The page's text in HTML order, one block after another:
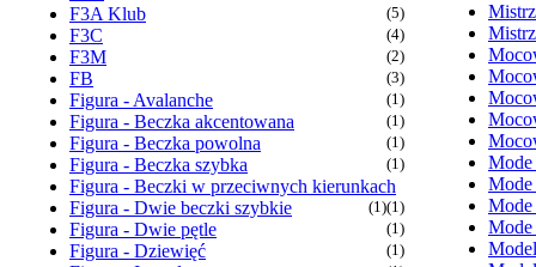
F3A Klub (5)
F3C (4)
F3M (2)
FB (3)
Figura - Avalanche (1)
Figura - Beczka akcentowana (1)
Figura - Beczka powolna (1)
Figura - Beczka szybka (1)
Figura - Beczki w przeciwnych kierunkach
(1)
Figura - Dwie beczki szybkie (1)
Figura - Dwie pętle (1)
Figura - Dziewięć (1)
Mode
Mode
Mode
Mode